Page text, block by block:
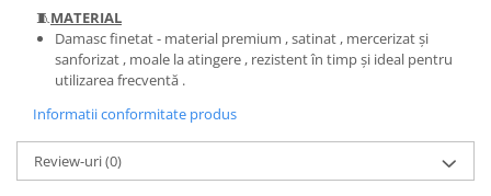
🧵MATERIAL
Damasc finetat - material premium , satinat , mercerizat și
sanforizat , moale la atingere , rezistent în timp și ideal pentru
utilizarea frecventă .
Informatii conformitate produs
Review-uri(0)